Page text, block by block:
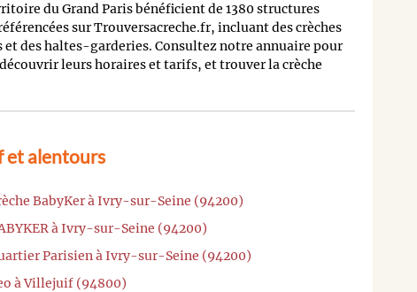
du Grand Paris bénéficient de 1380 structures
sur Trouversacreche.fr, incluant des crèches
des haltes-garderies. Consultez notre annuaire pour
leurs horaires et tarifs, et trouver la crèche
et alentours
BabyKer à Ivry-sur-Seine (94200)
à Ivry-sur-Seine (94200)
Parisien à Ivry-sur-Seine (94200)
à Villejuif (94800)